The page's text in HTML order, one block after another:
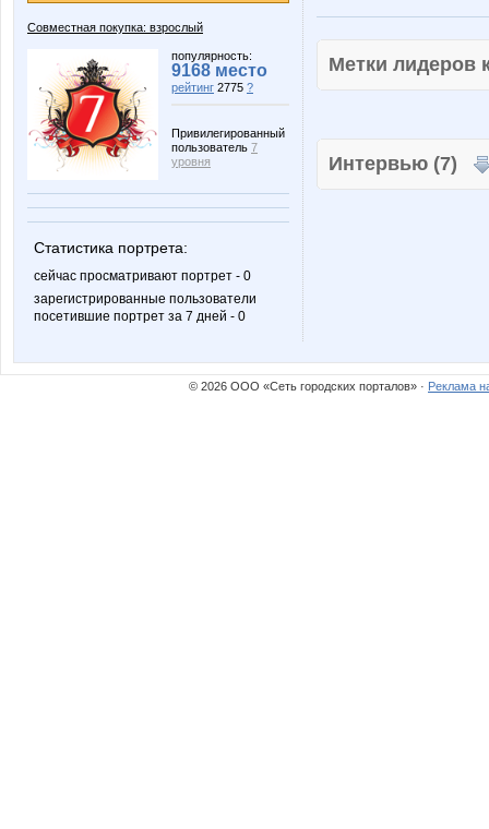
Совместная покупка: взрослый
популярность:
9168 место
рейтинг 2775 ?
Привилегированный
пользователь 7
уровня
Статистика портрета:
сейчас просматривают портрет - 0
зарегистрированные пользователи
посетившие портрет за 7 дней - 0
Метки
Интервью (7)
© 2026 ООО «Сеть городских порталов» · Реклама